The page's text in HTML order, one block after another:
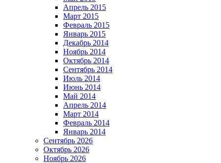
Апрель 2015
Март 2015
Февраль 2015
Январь 2015
Декабрь 2014
Ноябрь 2014
Октябрь 2014
Сентябрь 2014
Июль 2014
Июнь 2014
Май 2014
Апрель 2014
Март 2014
Февраль 2014
Январь 2014
Сентябрь 2026
Октябрь 2026
Ноябрь 2026